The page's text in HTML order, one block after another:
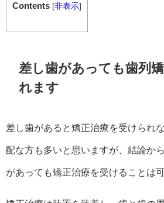
Contents [非表示]
差し歯があっても歯列
れます
差し歯があると矯正治療を受けられ
配な方も多いと思いますが、結論か
があっても矯正治療を受けることは可